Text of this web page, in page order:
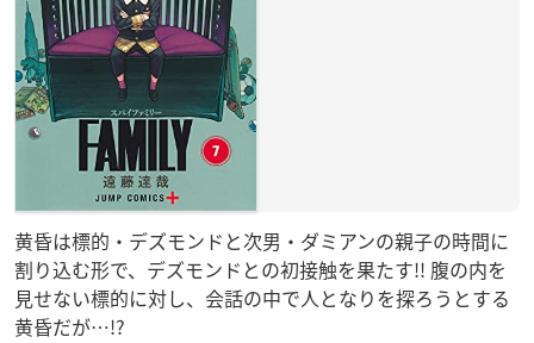
黄昏は標的・デズモンドと次男・ダミアンの親子の時間に
割り込む形で、デズモンドとの初接触を果たす!! 腹の内を
見せない標的に対し、会話の中で人となりを探ろうとする
黄昏だが…!?